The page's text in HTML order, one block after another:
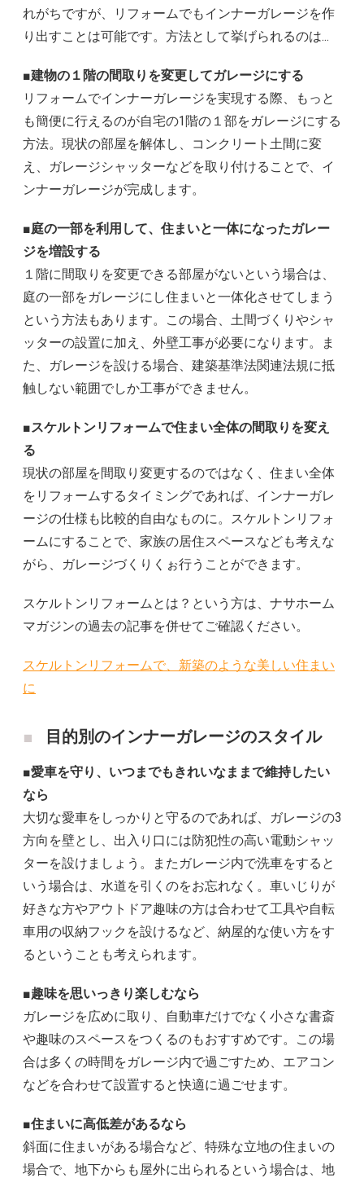
れがちですが、リフォームでもインナーガレージを作
り出すことは可能です。方法として挙げられるのは…
■建物の１階の間取りを変更してガレージにする
リフォームでインナーガレージを実現する際、もっと
も簡便に行えるのが自宅の1階の１部をガレージにする
方法。現状の部屋を解体し、コンクリート土間に変
え、ガレージシャッターなどを取り付けることで、イ
ンナーガレージが完成します。
■庭の一部を利用して、住まいと一体になったガレー
ジを増設する
１階に間取りを変更できる部屋がないという場合は、
庭の一部をガレージにし住まいと一体化させてしまう
という方法もあります。この場合、土間づくりやシャ
ッターの設置に加え、外壁工事が必要になります。ま
た、ガレージを設ける場合、建築基準法関連法規に抵
触しない範囲でしか工事ができません。
■スケルトンリフォームで住まい全体の間取りを変え
る
現状の部屋を間取り変更するのではなく、住まい全体
をリフォームするタイミングであれば、インナーガレ
ージの仕様も比較的自由なものに。スケルトンリフォ
ームにすることで、家族の居住スペースなども考えな
がら、ガレージづくりくぉ行うことができます。
スケルトンリフォームとは？という方は、ナサホーム
マガジンの過去の記事を併せてご確認ください。
スケルトンリフォームで、新築のような美しい住まい
に
目的別のインナーガレージのスタイル
■愛車を守り、いつまでもきれいなままで維持したい
なら
大切な愛車をしっかりと守るのであれば、ガレージの3
方向を壁とし、出入り口には防犯性の高い電動シャッ
ターを設けましょう。またガレージ内で洗車をすると
いう場合は、水道を引くのをお忘れなく。車いじりが
好きな方やアウトドア趣味の方は合わせて工具や自転
車用の収納フックを設けるなど、納屋的な使い方をす
るということも考えられます。
■趣味を思いっきり楽しむなら
ガレージを広めに取り、自動車だけでなく小さな書斎
や趣味のスペースをつくるのもおすすめです。この場
合は多くの時間をガレージ内で過ごすため、エアコン
などを合わせて設置すると快適に過ごせます。
■住まいに高低差があるなら
斜面に住まいがある場合など、特殊な立地の住まいの
場合で、地下からも屋外に出られるという場合は、地